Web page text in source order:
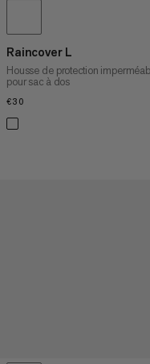
Raincover L
Housse de protection
pour sac à dos
€30